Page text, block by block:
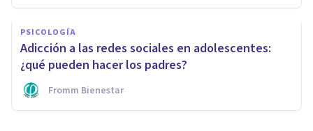
PSICOLOGÍA
Adicción a las redes sociales en adolescentes:
¿qué pueden hacer los padres?
Fromm Bienestar